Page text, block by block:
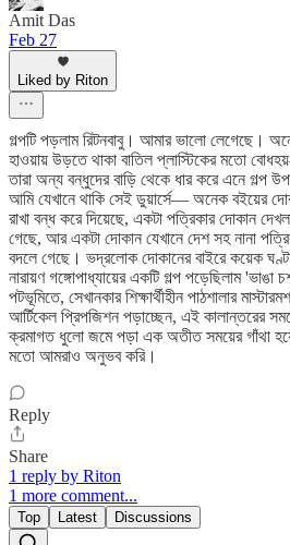
Amit Das
Feb 27
Liked by Riton
গল্পটি পড়লাম রিটনবাবু। আমার ভালো লেগেছে।
হাওয়ায় উড়তে থাকা বাতিল প্লাস্টিকের মতো
তারা অন্য বন্ধুদের বাড়ি থেকে ধার করে এনে
আমি যেখানে থাকি সেই ডুয়ার্সে— অনেক বইয়ের
রাখা বন্ধ করে দিয়েছে, একটা পত্রিকার দোকান
গেছে, আর একটা দোকান যেখানে দেশ সহ নানা
বদলে গেছে। ভদ্রলোক দোকানের বাইরে কয়েক
নারায়ণ গঙ্গোপাধ্যায়ের একটি গল্প পড়েছিলাম
পটভূমিতে, সেখানকার শিক্ষার্থীহীন পাঠশালার
আর্টিকেল প্রিপজিশন পড়াচ্ছেন, এই কালান্তরের
ক্রমাগত ধুলো জমে পড়া এক অতীত সময়ের গাঁথা
মতো আমরাও অনুভব করি।
Reply
Share
1 reply by Riton
1 more comment...
Top Latest Discussions